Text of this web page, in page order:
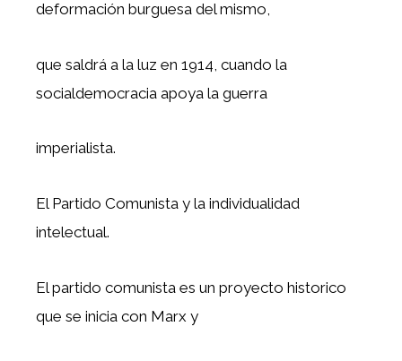
deformación burguesa del mismo,
que saldrá a la luz en 1914, cuando la
socialdemocracia apoya la guerra
imperialista.
El Partido Comunista y la individualidad
intelectual.
El partido comunista es un proyecto historico
que se inicia con Marx y